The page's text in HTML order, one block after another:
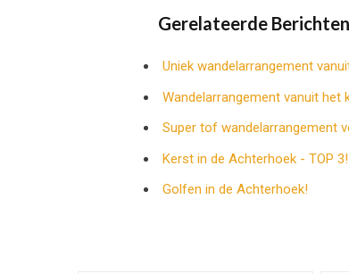
Gerelateerde
Uniek wandelarrangement
Wandelarrangement vanuit het
Super tof wandelarrangement
Kerst in de Achterhoek - TOP 3!
Golfen in de Achterhoek!